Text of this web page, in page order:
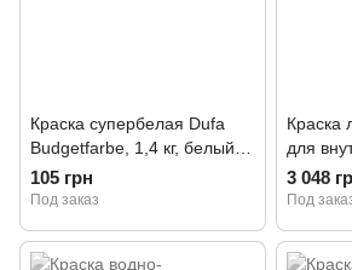
Краска супербелая Dufa
Budgetfarbe, 1,4 кг, белый,
матовый
105 грн
Под заказ
Краска
для
белый,
3 048
Под